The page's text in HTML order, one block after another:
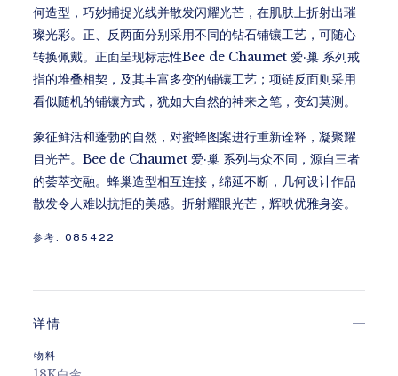
何造型，巧妙捕捉光线并散发闪耀光芒，在肌肤上折射出璀
璨光彩。正、反两面分别采用不同的钻石铺镶工艺，可随心
转换佩戴。正面呈现标志性Bee de Chaumet 爱·巢 系列戒
指的堆叠相契，及其丰富多变的铺镶工艺；项链反面则采用
看似随机的铺镶方式，犹如大自然的神来之笔，变幻莫测。
象征鲜活和蓬勃的自然，对蜜蜂图案进行重新诠释，凝聚耀
目光芒。Bee de Chaumet 爱·巢 系列与众不同，源自三者
的荟萃交融。蜂巢造型相互连接，绵延不断，几何设计作品
散发令人难以抗拒的美感。折射耀眼光芒，辉映优雅身姿。
参考: 085422
详情
物料